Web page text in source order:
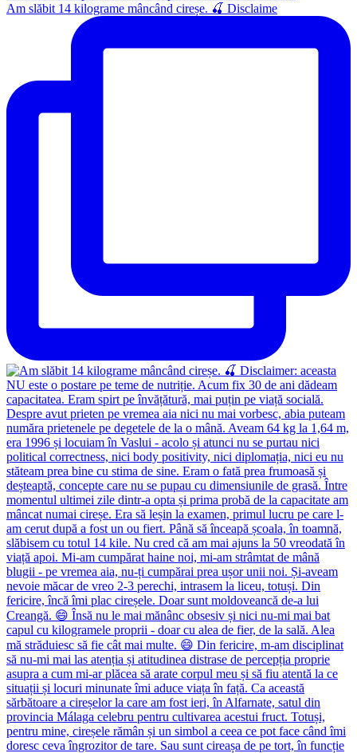
Am slăbit 14 kilograme mâncând cireșe. 🍒 Disclaime